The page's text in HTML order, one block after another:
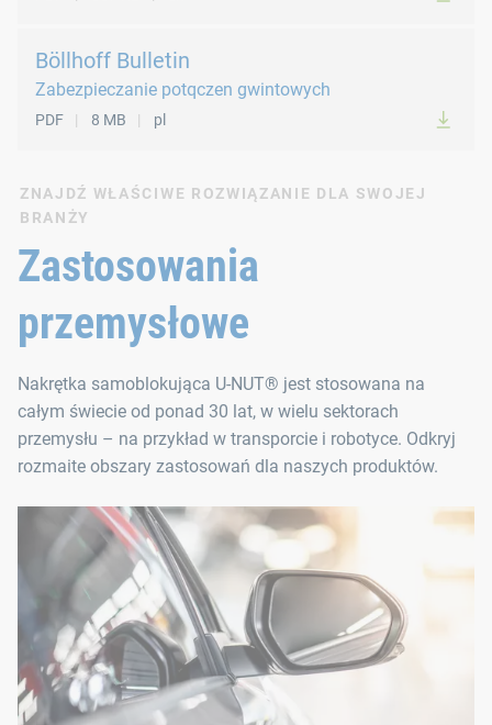
Böllhoff Bulletin
Zabezpieczanie potqczen gwintowych
PDF 8 MB pl
ZNAJDŹ WŁAŚCIWE ROZWIĄZANIE DLA SWOJEJ
BRANŻY
Zastosowania
przemysłowe
Nakrętka samoblokująca U-NUT® jest stosowana na
całym świecie od ponad 30 lat, w wielu sektorach
przemysłu – na przykład w transporcie i robotyce. Odkryj
rozmaite obszary zastosowań dla naszych produktów.